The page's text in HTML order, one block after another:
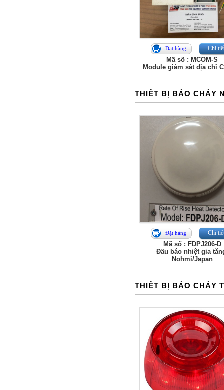
Đặt hàng Chi
Mã số : MCOM-S
Module giám sát địa chỉ
THIẾT BỊ BÁO CHÁY
Đặt hàng Chi
Mã số : FDPJ206-D
Đầu báo nhiệt gia
Nohmi/Japan
THIẾT BỊ BÁO CHÁY